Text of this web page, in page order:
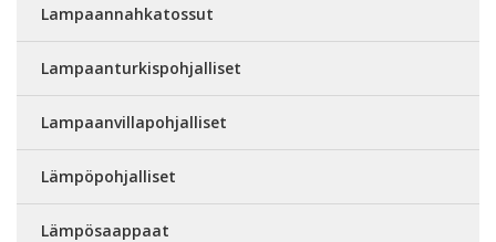
Lampaannahkatossut
Lampaanturkispohjalliset
Lampaanvillapohjalliset
Lämpöpohjalliset
Lämpösaappaat